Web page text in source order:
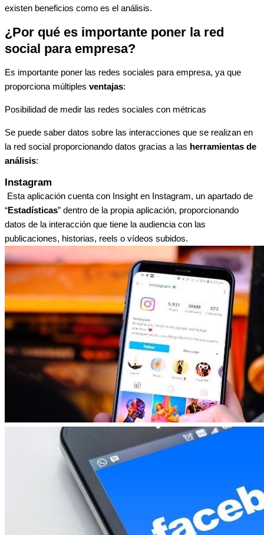
existen beneficios como es el análisis.
¿Por qué es importante poner la red
social para empresa?
Es importante poner las redes sociales para empresa, ya que
proporciona múltiples ventajas:
Posibilidad de medir las redes sociales con métricas
Se puede saber datos sobre las interacciones que se realizan en
la red social proporcionando datos gracias a las herramientas de
análisis:
Instagram
Esta aplicación cuenta con Insight en Instagram, un apartado de
“Estadísticas” dentro de la propia aplicación, proporcionando
datos de la interacción que tiene la audiencia con las
publicaciones, historias, reels o vídeos subidos.